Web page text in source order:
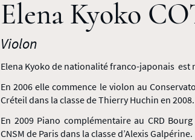
Elena Kyoko
Violon
Elena Kyoko de nationalité franco-japonais est
En 2006 elle commence le violon au
Créteil dans la classe de Thierry Huchin en 2008.
En 2009 Piano complémentaire au CRD
CNSM de Paris dans la classe d’Alexis Galpérine.